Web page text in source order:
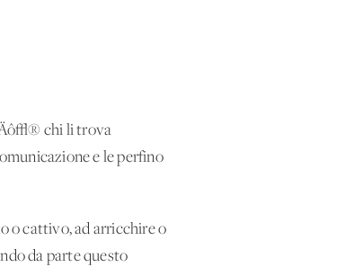
chi li trova
e le perfino
o cattivo, ad arricchire o
da parte questo